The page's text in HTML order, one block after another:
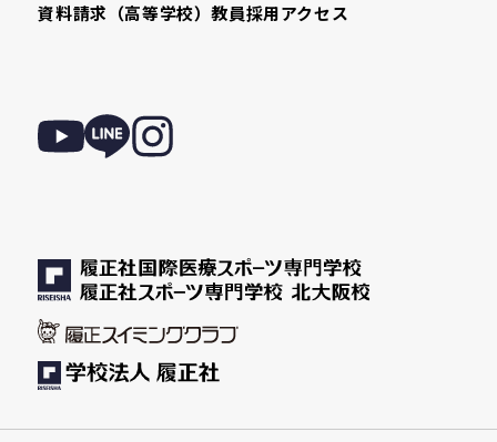
資料請求（高等学校）教員採用アクセス